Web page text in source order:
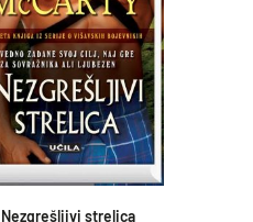
Nezgrešljivi strelica
Dodaj v košarico